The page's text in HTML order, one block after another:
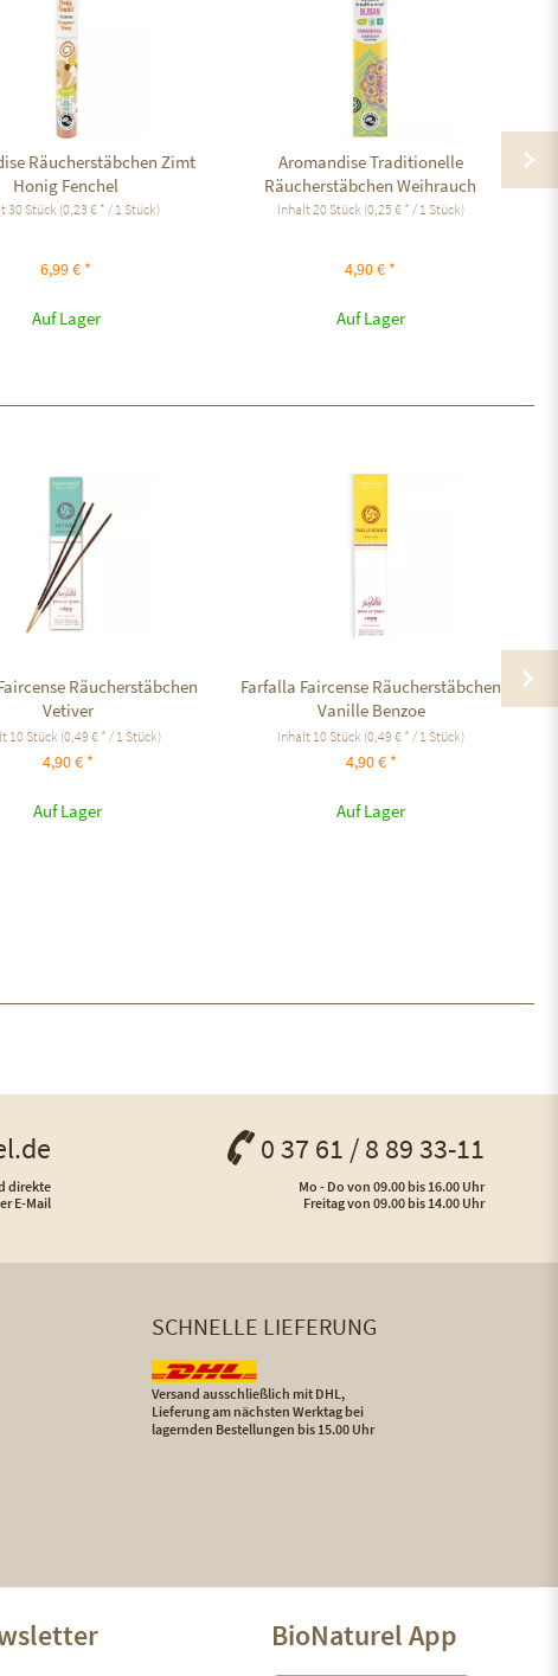
Räucherstäbchen Zimt
Honig Fenchel
30 Stück (0,23 € * / 1 Stück)
6,99 € *
Auf Lager
Aromandise Traditionelle
Räucherstäbchen Weihrauch
Inhalt20 Stück (0,25 € * / 1 Stück)
4,90 € *
Auf Lager
Räucherstäbchen
Vetiver
10 Stück (0,49 € * / 1 Stück)
4,90 € *
Auf Lager
Farfalla Faircense Räucherstäbchen
Vanille Benzoe
Inhalt 10 Stück (0,49 € * / 1 Stück)
4,90 € *
Auf Lager
direkte
E-Mail
0 37 61 / 8 89 33-11
Mo - Do von 09.00 bis 16.00 Uhr
Freitag von 09.00 bis 14.00 Uhr
SCHNELLE LIEFERUNG
Versand ausschließlich mit DHL,
Lieferung am nächsten Werktag bei
lagernden Bestellungen bis 15.00 Uhr
BioNaturel App